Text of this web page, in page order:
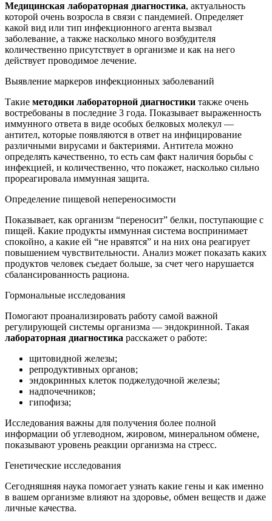
Медицинская лабораторная диагностика, актуальность
которой очень возросла в связи с пандемией. Определяет
какой вид или тип инфекционного агента вызвал
заболевание, а также насколько много возбудителя
количественно присутствует в организме и как на него
действует проводимое лечение.
Выявление маркеров инфекционных заболеваний
Такие методики лабораторной диагностики также очень
востребованы в последние 3 года. Показывает выраженность
иммунного ответа в виде особых белковых молекул —
антител, которые появляются в ответ на инфицирование
различными вирусами и бактериями. Антитела можно
определять качественно, то есть сам факт наличия борьбы с
инфекцией, и количественно, что покажет, насколько сильно
прореагировала иммунная защита.
Определение пищевой непереносимости
Показывает, как организм “переносит” белки, поступающие с
пищей. Какие продукты иммунная система воспринимает
спокойно, а какие ей “не нравятся” и на них она реагирует
повышением чувствительности. Анализ может показать каких
продуктов человек съедает больше, за счет чего нарушается
сбалансированность рациона.
Гормональные исследования
Помогают проанализировать работу самой важной
регулирующей системы организма — эндокринной. Такая
лабораторная диагностика расскажет о работе:
щитовидной железы;
репродуктивных органов;
эндокринных клеток поджелудочной железы;
надпочечников;
гипофиза;
Исследования важны для получения более полной
информации об углеводном, жировом, минеральном обмене,
показывают уровень реакции организма на стресс.
Генетические исследования
Сегодняшняя наука помогает узнать какие гены и как именно
в вашем организме влияют на здоровье, обмен веществ и даже
личные качества.